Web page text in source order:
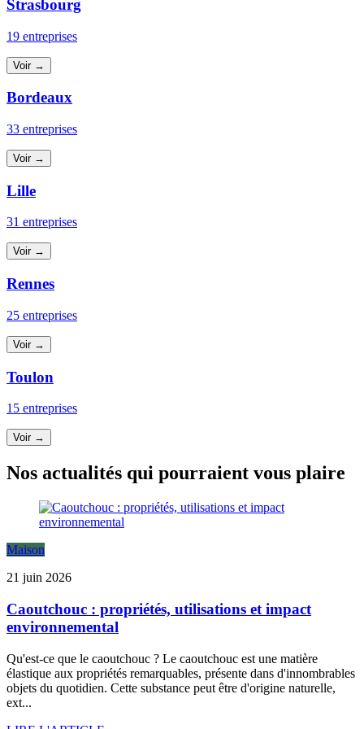
Strasbourg
19 entreprises
Voir →
Bordeaux
33 entreprises
Voir →
Lille
31 entreprises
Voir →
Rennes
25 entreprises
Voir →
Toulon
15 entreprises
Voir →
Nos actualités qui pourraient vous plaire
Maison
21 juin 2026
Caoutchouc : propriétés, utilisations et impact
environnemental
Qu'est-ce que le caoutchouc ? Le caoutchouc est une matière
élastique aux propriétés remarquables, présente dans d'innombrables
objets du quotidien. Cette substance peut être d'origine naturelle,
ext...